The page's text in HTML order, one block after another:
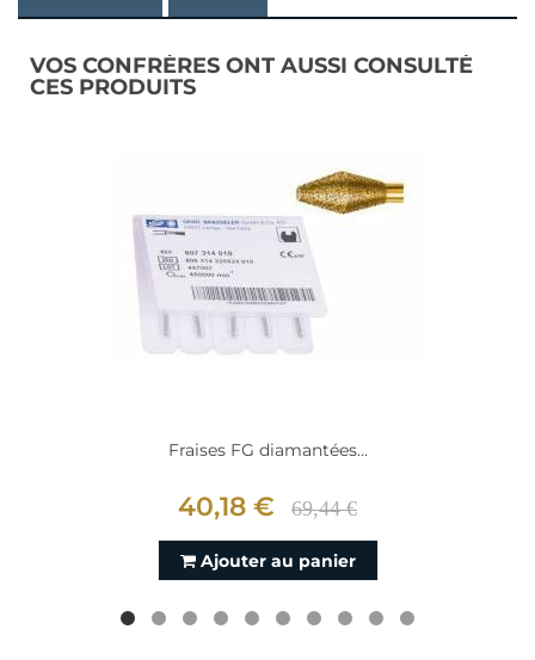
VOS CONFRÈRES ONT AUSSI CONSULTÉ
CES PRODUITS
Fraises FG diamantées...
40,18 € 69,44 €
Ajouter au panier